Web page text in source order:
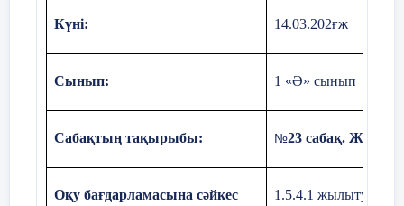
Алғашқы күн сағаты қай жерде
пайда болды? (Мысыр)
Сағат тілі қалай жүреді? (солдан
оңға)
Кешқұрым деген қай уақыт? (күн
батқан кез)
Күні: 14.03.202ғж
Сынып: 1 «Ә» сынып
Сабақтың тақырыбы: №23 сабақ.
Оқу бағдарламасына сәйкес
1.5.4.1 жылыту